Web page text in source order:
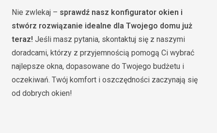
Nie zwlekaj – sprawdź nasz konfigurator okien i
stwórz rozwiązanie idealne dla Twojego domu już
teraz! Jeśli masz pytania, skontaktuj się z naszymi
doradcami, którzy z przyjemnością pomogą Ci wybrać
najlepsze okna, dopasowane do Twojego budżetu i
oczekiwań. Twój komfort i oszczędności zaczynają się
od dobrych okien!